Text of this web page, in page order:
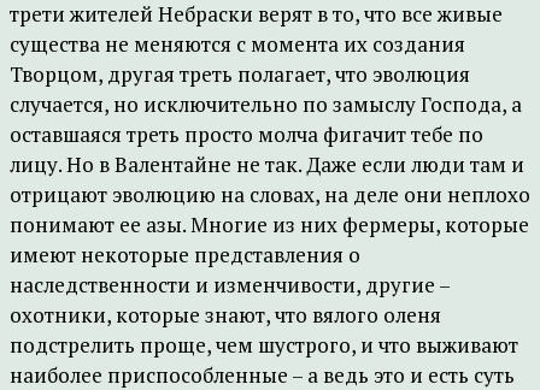
трети жителей Небраски верят в то, что все живые
существа не меняются с момента их создания
Творцом, другая треть полагает, что эволюция
случается, но исключительно по замыслу Господа, а
оставшаяся треть просто молча фигачит тебе по
лицу. Но в Валентайне не так. Даже если люди там и
отрицают эволюцию на словах, на деле они неплохо
понимают ее азы. Многие из них фермеры, которые
имеют некоторые представления о
наследственности и изменчивости, другие –
охотники, которые знают, что вялого оленя
подстрелить проще, чем шустрого, и что выживают
наиболее приспособленные – а ведь это и есть суть